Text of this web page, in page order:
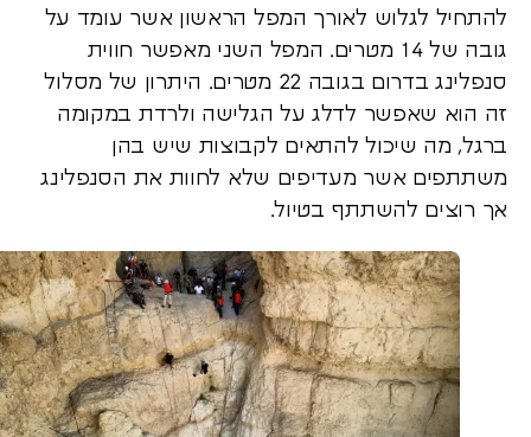
להתחיל לגלוש לאורך המפל הראשון אשר עומד על
גובה של 14 מטרים. המפל השני מאפשר חווית
סנפלינג בדרום בגובה 22 מטרים. היתרון של מסלול
זה הוא שאפשר לדלג על הגלישה ולרדת במקומה
ברגל, מה שיכול להתאים לקבוצות שיש בהן
משתתפים אשר מעדיפים שלא לחוות את הסנפלינג
אך רוצים להשתתף בטיול.